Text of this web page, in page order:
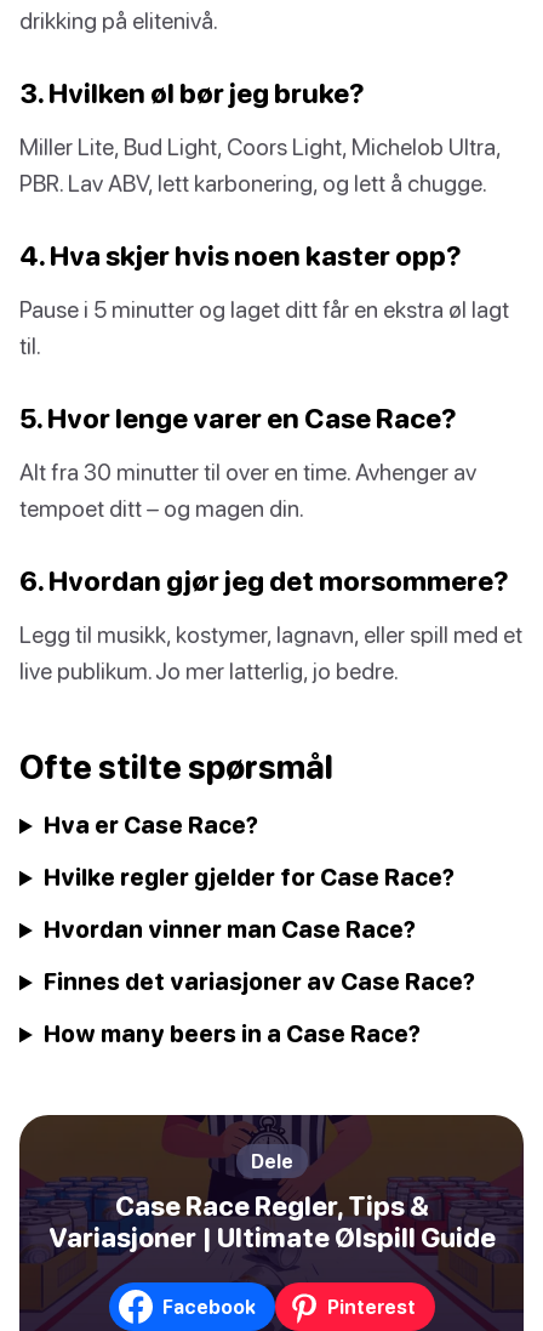
drikking på elitenivå.
3. Hvilken øl bør jeg bruke?
Miller Lite, Bud Light, Coors Light, Michelob Ultra,
PBR. Lav ABV, lett karbonering, og lett å chugge.
4. Hva skjer hvis noen kaster opp?
Pause i 5 minutter og laget ditt får en ekstra øl lagt
til.
5. Hvor lenge varer en Case Race?
Alt fra 30 minutter til over en time. Avhenger av
tempoet ditt – og magen din.
6. Hvordan gjør jeg det morsommere?
Legg til musikk, kostymer, lagnavn, eller spill med et
live publikum. Jo mer latterlig, jo bedre.
Ofte stilte spørsmål
Hva er Case Race?
Hvilke regler gjelder for Case Race?
Hvordan vinner man Case Race?
Finnes det variasjoner av Case Race?
How many beers in a Case Race?
Dele
Case Race Regler, Tips &
Variasjoner | Ultimate Ølspill Guide
Facebook Pinterest